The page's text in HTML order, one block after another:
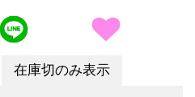
在庫切のみ表示